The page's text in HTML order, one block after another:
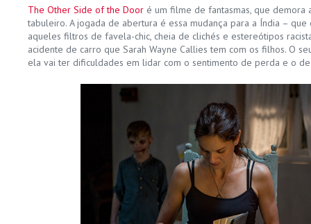
The Other Side of the Door é um filme de fantasmas, que demora
tabuleiro. A jogada de abertura é essa mudança para a Índia –
aqueles filtros de favela-chic, cheia de clichés e estereótipos
acidente de carro que Sarah Wayne Callies tem com os filhos. O
ela vai ter dificuldades em lidar com o sentimento de perda e o